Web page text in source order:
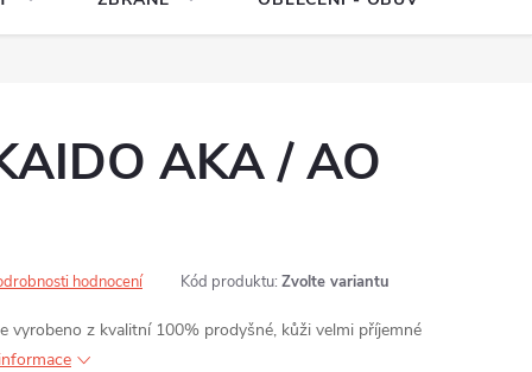
AKA / AO
hodnocení Kód produktu: Zvolte variantu
vyrobeno z kvalitní 100% prodyšné, kůži velmi příjemné